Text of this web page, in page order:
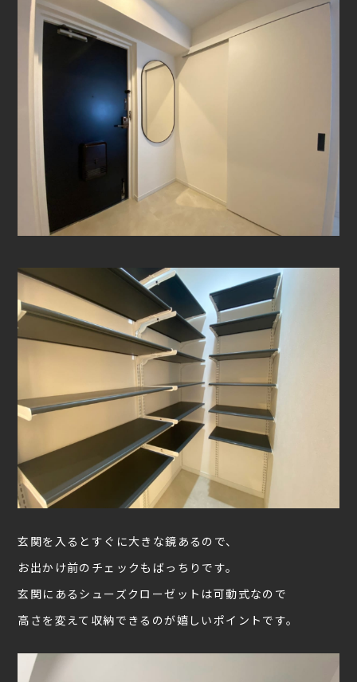
玄関を入るとすぐに大きな鏡あるので、
お出かけ前のチェックもばっちりです。
玄関にあるシューズクローゼットは可動式なので
高さを変えて収納できるのが嬉しいポイントです。